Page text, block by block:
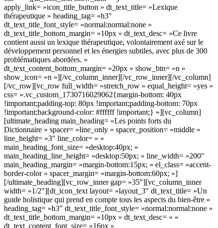
apply_link= »icon_title_button » dt_text_title= »Lexique
thérapeutique » heading_tag= »h3″
dt_text_title_font_style= »normal:normal:none »
dt_text_title_bottom_margin= »10px » dt_text_desc= »Ce livre
contient aussi un lexique thérapeutique, volontairement axé sur le
développement personnel et les énergies subtiles, avec plus de 300
problématiques abordées. »
dt_text_content_bottom_margin= »20px » show_btn= »n »
show_icon= »n »][/vc_column_inner][/vc_row_inner][/vc_column]
[/vc_row][vc_row full_width= »stretch_row » equal_height= »yes »
css= ».vc_custom_1730716029062{margin-bottom: 40px
!important;padding-top: 80px !important;padding-bottom: 70px
!important;background-color: #ffffff !important;} »][vc_column]
[ultimate_heading main_heading= »Les points forts du
Dictionnaire » spacer= »line_only » spacer_position= »middle »
line_height= »3″ line_color= » »
main_heading_font_size= »desktop:40px; »
main_heading_line_height= »desktop:50px; » line_width= »200″
main_heading_margin= »margin-bottom:15px; » el_class= »accent-
border-color » spacer_margin= »margin-bottom:60px; »]
[/ultimate_heading][vc_row_inner gap= »35″][vc_column_inner
width= »1/2″][dt_icon_text layout= »layout_3″ dt_text_title= »Un
guide holistique qui prend en compte tous les aspects du bien-être »
heading_tag= »h3″ dt_text_title_font_style= »normal:normal:none »
dt_text_title_bottom_margin= »10px » dt_text_desc= » »
dt_text_content_font_size= »16px »